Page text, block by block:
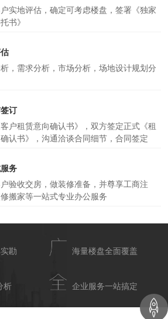
实地评估，确定可考虑楼盘，签署《独家
书》
，需求分析，市场分析，场地设计规划分
订
户租赁意向确认书》，双方签定正式《租
认书》，沟通洽谈合同细节，合同签定
务
验收交房，做装修准备，并尊享工商注
搬家等一站式专业办公服务
勘 海量楼盘全面覆盖
析 企业服务一站搞定